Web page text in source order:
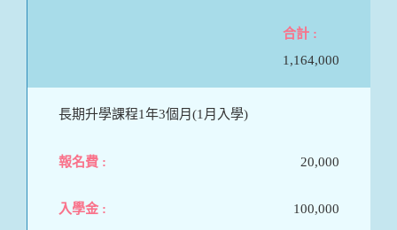
1,164,000
長期升學課程1年3個月(1月入學)
20,000
100,000